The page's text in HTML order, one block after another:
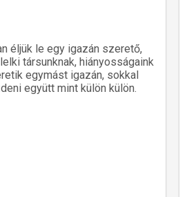
éljük le egy igazán szerető,
társunknak, hiányosságaink
egymást igazán, sokkal
együtt mint külön külön.